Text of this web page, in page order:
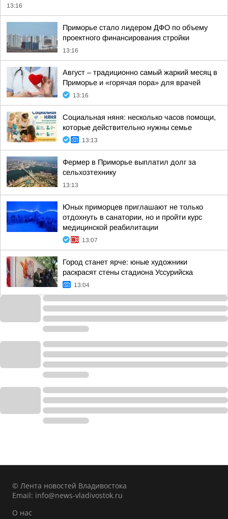
13:16
Приморье стало лидером ДФО по объему
проектного финансирования стройки
13:16
Август – традиционно самый жаркий месяц в
Приморье и «горячая пора» для врачей
13:16
Социальная няня: несколько часов помощи,
которые действительно нужны семье
13:13
Фермер в Приморье выплатил долг за
сельхозтехнику
13:13
Юных приморцев приглашают не только
отдохнуть в санатории, но и пройти курс
медицинской реабилитации
13:07
Город станет ярче: юные художники
раскрасят стены стадиона Уссурийска
13:04
© Лента новостей Владивостока
Email: info@news-vladivostok.ru
О нас